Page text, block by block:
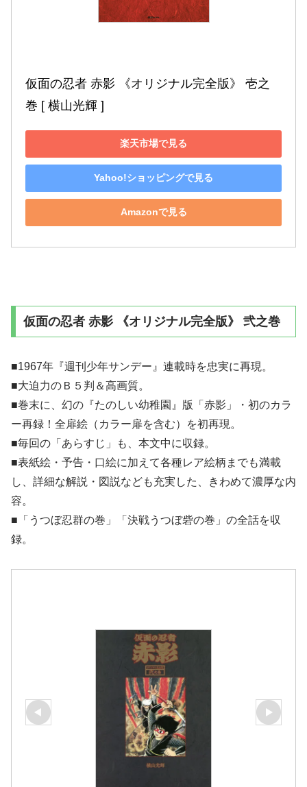
仮面の忍者 赤影 《オリジナル完全版》 壱之
巻 [ 横山光輝 ]
楽天市場で見る
Yahoo!ショッピングで見る
Amazonで見る
仮面の忍者 赤影 《オリジナル完全版》 弐之巻
■1967年『週刊少年サンデー』連載時を忠実に再現。
■大迫力のＢ５判＆高画質。
■巻末に、幻の『たのしい幼稚園』版「赤影」・初のカラ
ー再録！全扉絵（カラー扉を含む）を初再現。
■毎回の「あらすじ」も、本文中に収録。
■表紙絵・予告・口絵に加えて各種レア絵柄までも満載
し、詳細な解説・図説なども充実した、きわめて濃厚な内
容。
■「うつぼ忍群の巻」「決戦うつぼ砦の巻」の全話を収
録。